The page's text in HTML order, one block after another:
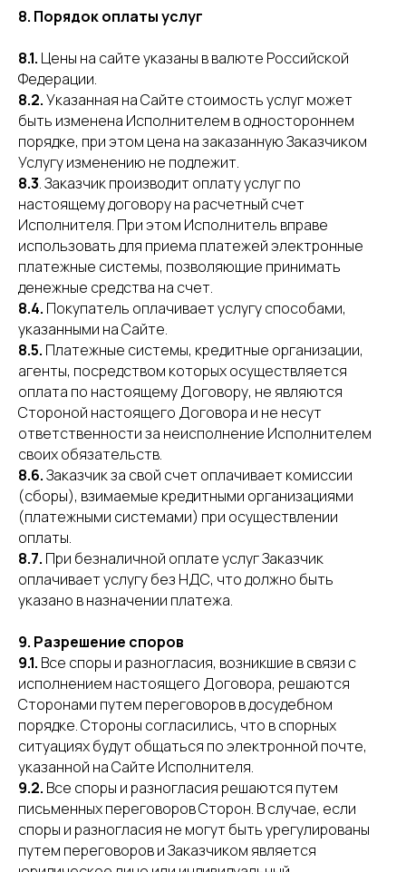
8. Порядок оплаты услуг
8.1. Цены на сайте указаны в валюте Российской
Федерации.
8.2.Указанная на Сайте стоимость услуг может
быть изменена Исполнителем в одностороннем
порядке, при этом цена на заказанную Заказчиком
Услугу изменению не подлежит.
8.3. Заказчик производит оплату услуг по
настоящему договору на расчетный счет
Исполнителя. При этом Исполнитель вправе
использовать для приема платежей электронные
платежные системы, позволяющие принимать
денежные средства на счет.
8.4. Покупатель оплачивает услугу способами,
указанными на Сайте.
8.5. Платежные системы, кредитные организации,
агенты, посредством которых осуществляется
оплата по настоящему Договору, не являются
Стороной настоящего Договора и не несут
ответственности за неисполнение Исполнителем
своих обязательств.
8.6.Заказчик за свой счет оплачивает комиссии
(сборы), взимаемые кредитными организациями
(платежными системами) при осуществлении
оплаты.
8.7. При безналичной оплате услуг Заказчик
оплачивает услугу без НДС, что должно быть
указано в назначении платежа.
9. Разрешение споров
9.1. Все споры и разногласия, возникшие в связи с
исполнением настоящего Договора, решаются
Сторонами путем переговоров в досудебном
порядке. Стороны согласились, что в спорных
ситуациях будут общаться по электронной почте,
указанной на Сайте Исполнителя.
9.2. Все споры и разногласия решаются путем
письменных переговоров Сторон. В случае, если
споры и разногласия не могут быть урегулированы
путем переговоров и Заказчиком является